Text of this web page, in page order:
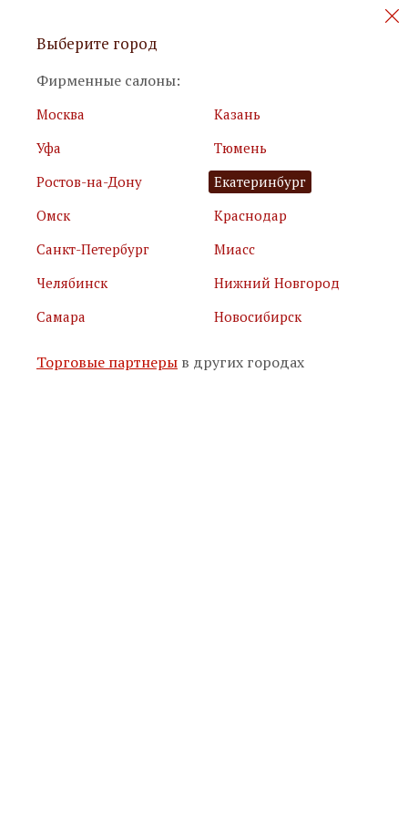
Персональные акции и новинки
Я принимаю
условия использования сайта
Я соглашаюсь сполитикой обработки персональных
Подписаться
Выберите город
Фирменные салоны:
Москва
Казань
Уфа
Тюмень
Ростов-на-Дону
Екатеринбург
Омск
Краснодар
Санкт-Петербург
Миасс
Челябинск
Нижний Новгород
Самара
Новосибирск
Торговые партнеры в других городах